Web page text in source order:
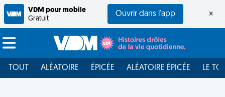
VDM pour mobile
Gratuit
Ouvrir dans l'app ×
TOUT ALÉATOIRE ÉPICÉE ALÉATOIRE ÉPICÉE LE